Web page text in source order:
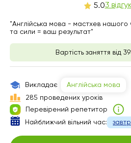
5.03
"Англійська мова - мастхев
та сили = ваш результат"
Вартість заняття від
Викладає
Англійська мова
285 проведених уроків
Перевірений репетитор
Найближчий вільний час:
пн
14:00
14:30
15:00